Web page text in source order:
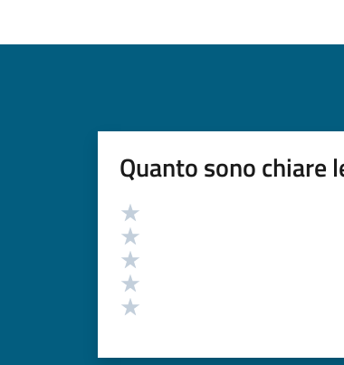
Quanto sono chiare
Valutazione